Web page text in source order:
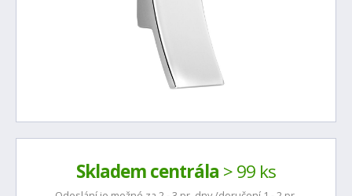
Skladem centrála > 99 ks